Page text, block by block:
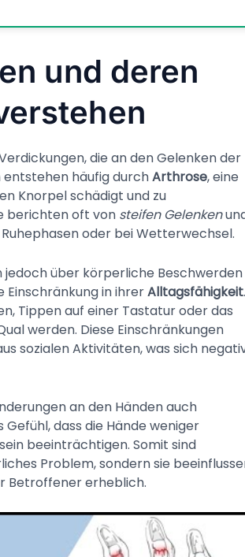
und deren
die an den Gelenken der
entstehen häufig durchArthrose, eine
Knorpel schädigt und zu
berichten oft von steifen Gelenken
oder bei Wetterwechsel.
jedoch über körperliche Beschwerden
Einschränkung in ihrerAlltagsfähigkeit.
Tippen auf einer Tastatur oder das
werden. Diese Einschränkungen
sozialen Aktivitäten, was sich
an den Händen auch
dass die Hände weniger
beeinträchtigen. Somit sind
Problem, sondern sie
Betroffener erheblich.